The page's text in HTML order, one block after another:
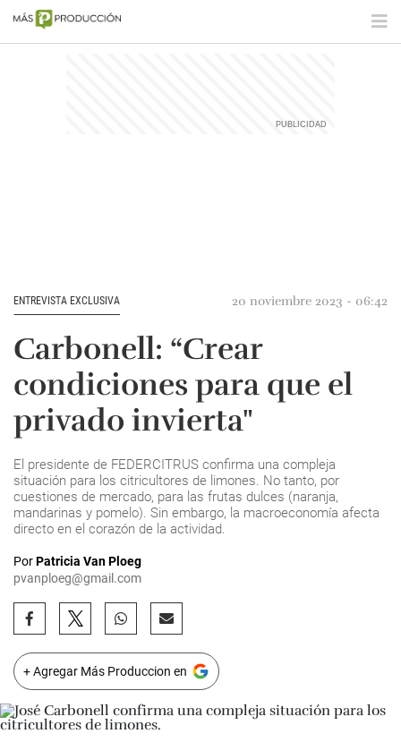
ENTREVISTA EXCLUSIVA 20 noviembre 2023 - 06:42
Carbonell: “Crear
condiciones para que el
privado invierta"
El presidente de FEDERCITRUS confirma una compleja
situación para los citricultores de limones. No tanto, por
cuestiones de mercado, para las frutas dulces (naranja,
mandarinas y pomelo). Sin embargo, la macroeconomía afecta
directo en el corazón de la actividad.
PorPatricia Van Ploeg
pvanploeg@gmail.com
+ Agregar Más Produccion en